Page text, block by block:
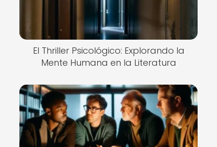
El Thriller Psicológico: Explorando la
Mente Humana en la Literatura